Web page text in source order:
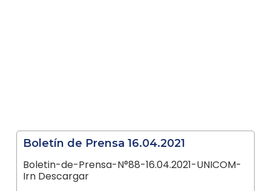
Boletín de Prensa 16.04.2021
Boletin-de-Prensa-N°88-16.04.2021-UNICOM-
Irn Descargar